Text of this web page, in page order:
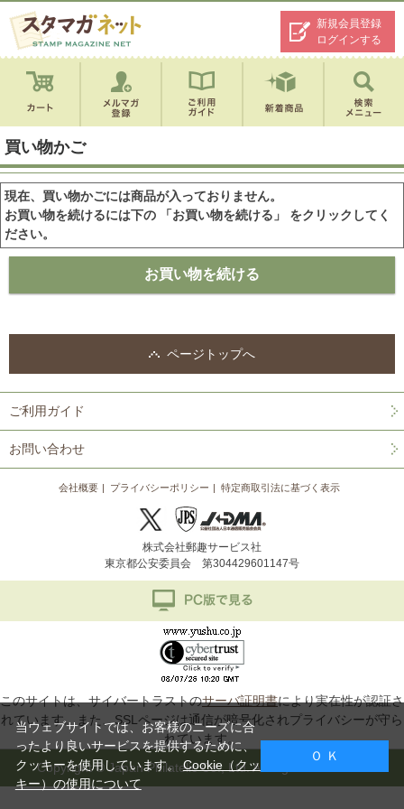
新規会員登録
ログインする
買い物かご
現在、買い物かごには商品が入っておりません。
お買い物を続けるには下の 「お買い物を続ける」 をクリックしてく
ださい。
ページトップへ
ご利用ガイド
お問い合わせ
会社概要 プライバシーポリシー 特定商取引法に基づく表示
株式会社郵趣サービス社
東京都公安委員会 第304429601147号
このサイトは、サイバートラストのサーバ証明書により実在性が認証さ
れています。また、SSLページは通信が暗号化されプライバシーが守ら
れています。
Copyright © Japan Philatelic Co., Ltd. All Rights Reserved.
当ウェブサイトでは、お客様のニーズに合
ったより良いサービスを提供するために、
クッキーを使用しています。Cookie（クッ
キー）の使用について
Ｏ Ｋ